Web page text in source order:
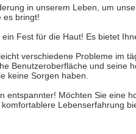
in unserem Leben, um
es bringt!
Fest für die Haut! Es bietet
verschiedene Probleme im
Benutzeroberfläche und seine
keine Sorgen haben.
entspannter! Möchten Sie eine
Lebenserfahrung